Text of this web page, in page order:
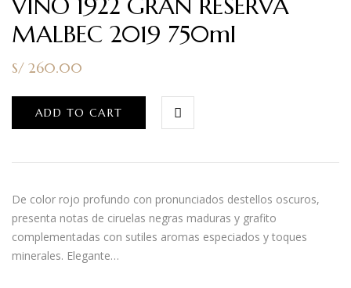
VINO 1922 GRAN RESERVA
MALBEC 2019 750ml
S/ 260.00
ADD TO CART
De color rojo profundo con pronunciados destellos oscuros,
presenta notas de ciruelas negras maduras y grafito
complementadas con sutiles aromas especiados y toques
minerales. Elegante…